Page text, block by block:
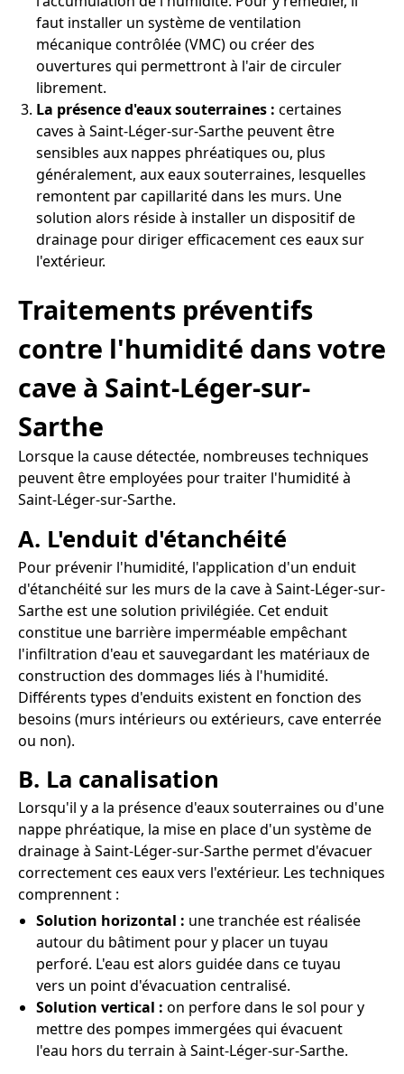
faut installer un système de ventilation
mécanique contrôlée (VMC) ou créer des
ouvertures qui permettront à l'air de circuler
librement.
La présence d'eaux souterraines : certaines
caves à Saint-Léger-sur-Sarthe peuvent être
sensibles aux nappes phréatiques ou, plus
généralement, aux eaux souterraines, lesquelles
remontent par capillarité dans les murs. Une
solution alors réside à installer un dispositif de
drainage pour diriger efficacement ces eaux sur
l'extérieur.
Traitements préventifs
contre l'humidité dans votre
cave à Saint-Léger-sur-
Sarthe
Lorsque la cause détectée, nombreuses techniques
peuvent être employées pour traiter l'humidité à
Saint-Léger-sur-Sarthe.
A. L'enduit d'étanchéité
Pour prévenir l'humidité, l'application d'un enduit
d'étanchéité sur les murs de la cave à Saint-Léger-sur-
Sarthe est une solution privilégiée. Cet enduit
constitue une barrière imperméable empêchant
l'infiltration d'eau et sauvegardant les matériaux de
construction des dommages liés à l'humidité.
Différents types d'enduits existent en fonction des
besoins (murs intérieurs ou extérieurs, cave enterrée
ou non).
B. La canalisation
Lorsqu'il y a la présence d'eaux souterraines ou d'une
nappe phréatique, la mise en place d'un système de
drainage à Saint-Léger-sur-Sarthe permet d'évacuer
correctement ces eaux vers l'extérieur. Les techniques
comprennent :
Solution horizontal : une tranchée est réalisée
autour du bâtiment pour y placer un tuyau
perforé. L'eau est alors guidée dans ce tuyau
vers un point d'évacuation centralisé.
Solution vertical : on perfore dans le sol pour y
mettre des pompes immergées qui évacuent
l'eau hors du terrain à Saint-Léger-sur-Sarthe.